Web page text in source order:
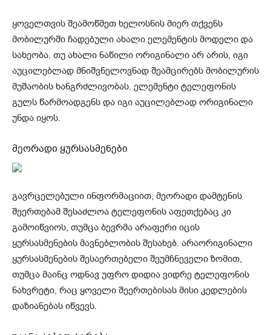
ყოველთვის შეამოწმეთ ხელოსნის მიერ თქვენს
მობილურში ჩადებული ახალი ელემენტის მოდელი და
სახეობა. თუ ახალი ნაწილი ორიგინალი არ არის, იგი
აუცილებლად მნიშვნელოვნად შეამცირებს მობილურის
მუშაობის ხანგრძლივობას. ელემენტი ტელეფონის
გულს წარმოადგენს და იგი აუცილებლად ორიგინალი
უნდა იყოს.
მეორადი ყურსასმენები
გავრცელებული ინფორმაციით, მეორადი დამტენის
შეერთებამ შესაძლოა ტელეფონის აფეთქებაც კი
გამოიწვიოს, თუმცა ბევრმა არაფერი იცის
ყურსასმენების მავნებლობის შესახებ. არაორიგინალი
ყურსასმენების შესაერთებელი შეუმჩნეველი ზომით,
თუმცა მაინც ოდნავ უფრო დიდია ვიდრე ტელეფონის
ნახვრეტი, რაც ყოველი შეერთებისას მისი კედლების
დაზიანებას იწვევს.